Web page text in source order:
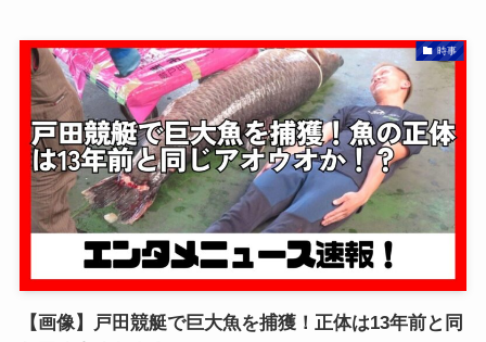
時事
【画像】戸田競艇で巨大魚を捕獲！正体は13年前と同